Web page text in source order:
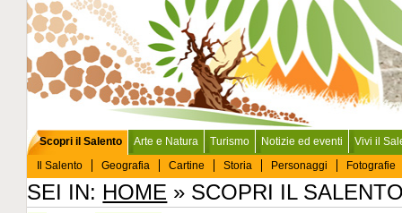
Scopri il Salento
Il Salento
Geografia Cartine Storia Personaggi Fotografie
Arte e Natura Turismo Notizie ed eventi Vivi il
SEI IN: HOME » SCOPRI IL